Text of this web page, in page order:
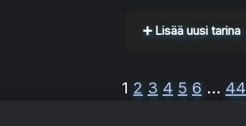
➕ Lisää uusi tarina
1 2 3 4 5 6 … 44